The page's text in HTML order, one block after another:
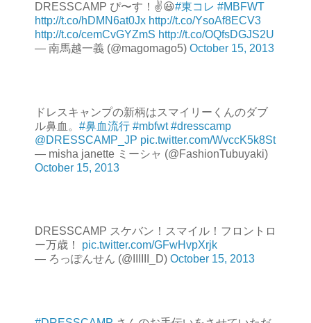
DRESSCAMP ぴ〜す！✌😃#東コレ #MBFWT
http://t.co/hDMN6at0Jx http://t.co/YsoAf8ECV3
http://t.co/cemCvGYZmS http://t.co/OQfsDGJS2U
— 南馬越一義 (@magomago5) October 15, 2013
ドレスキャンプの新柄はスマイリーくんのダブ
ル鼻血。 #鼻血流行 #mbfwt #dresscamp
@DRESSCAMP_JP pic.twitter.com/WvccK5k8St
— misha janette ミーシャ (@FashionTubuyaki)
October 15, 2013
DRESSCAMP スケバン！スマイル！フロントロ
ー万歳！ pic.twitter.com/GFwHvpXrjk
— ろっぽんせん (@IIIIII_D) October 15, 2013